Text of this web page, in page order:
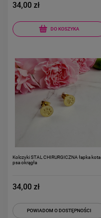
34,00 zł
DO KOSZYKA
Kolczyki STAL CHIRURGICZNA łapka kota
psa okrągła
34,00 zł
POWIADOM O DOSTĘPNOŚCI